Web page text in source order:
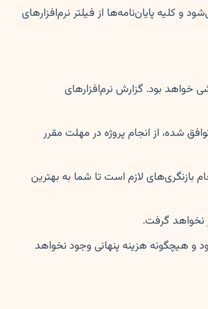
کلیه پایان‌نامه‌ها از فیلتر نرم‌افزارهای
خواهد بود. گزارش نرم‌افزارهای
شده، از انجام پروژه در مهلت مقرر
بازنگری‌های لازم است تا شما به بهترین
نخواهد گرفت.
و هیچگونه هزینه پنهانی وجود نخواهد